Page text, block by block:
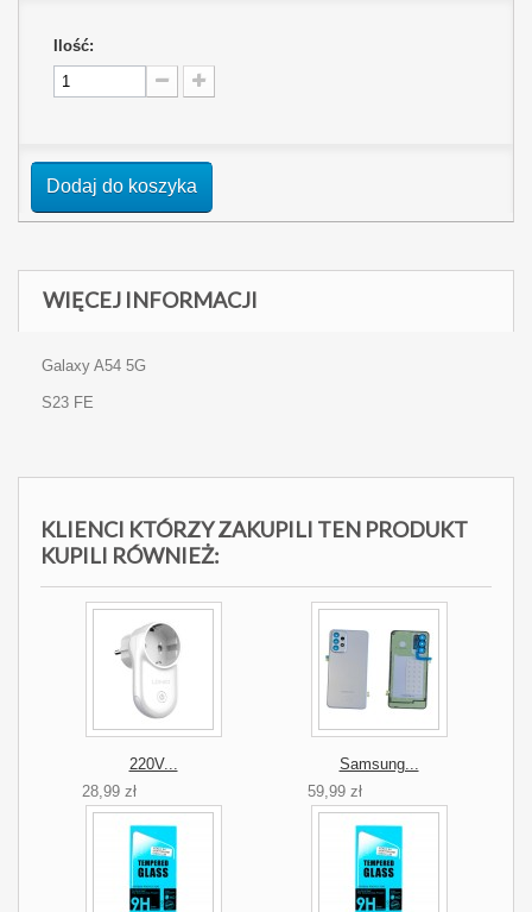
Ilość:
Dodaj do koszyka
WIĘCEJ INFORMACJI
Galaxy A54 5G
S23 FE
KLIENCI KTÓRZY ZAKUPILI TEN PRODUKT
KUPILI RÓWNIEŻ:
220V...
28,99 zł
Samsung...
59,99 zł